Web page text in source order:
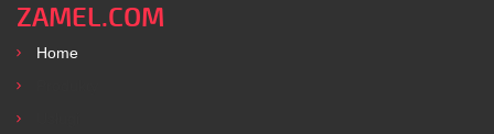
ZAMEL.COM
Home